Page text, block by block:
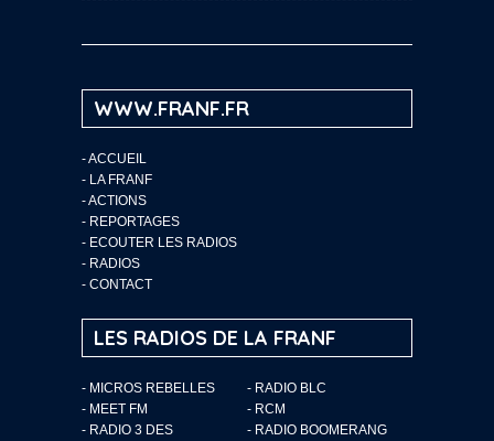
WWW.FRANF.FR
-ACCUEIL
- LA FRANF
-ACTIONS
- REPORTAGES
- ECOUTER LES RADIOS
- RADIOS
- CONTACT
LES RADIOS DE LA FRANF
- MICROS REBELLES
- RADIO BLC
- MEET FM
- RCM
- RADIO 3 DES
- RADIO BOOMERANG